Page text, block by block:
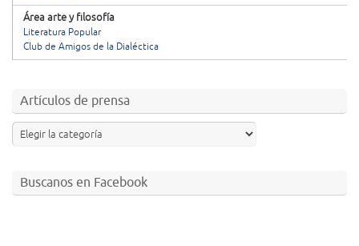
Área arte y filosofía
Literatura Popular
Club de Amigos de la Dialéctica
Artículos de prensa
Buscanos en Facebook